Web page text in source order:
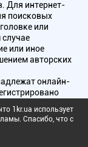
Для интернет-
поисковых
или
или иное
авторских
онлайн-
1kr.ua использует
Спасибо, что с